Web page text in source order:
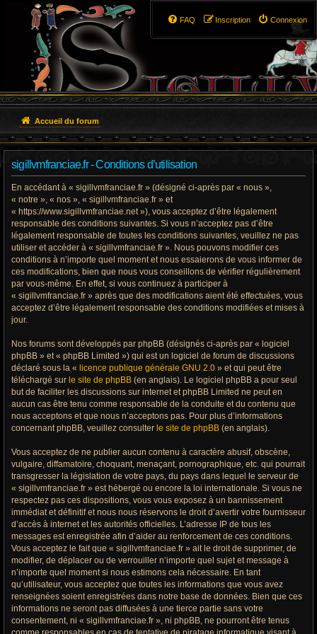
Connexion
Inscription
FAQ
Accueil du forum
sigillvmfranciae.fr - Conditions d’utilisation
En accédant à « sigillvmfranciae.fr » (désigné ci-après par « nous »,
« notre », « nos », « sigillvmfranciae.fr » et
« https://www.sigillvmfranciae.net »), vous acceptez d’être légalement
responsable des conditions suivantes. Si vous n’acceptez pas d’être
légalement responsable de toutes les conditions suivantes, veuillez ne pas
utiliser et accéder à « sigillvmfranciae.fr ». Nous pouvons modifier ces
conditions à n’importe quel moment et nous essaierons de vous informer de
ces modifications, bien que nous vous conseillons de vérifier régulièrement
par vous-même. En effet, si vous continuez à participer à
« sigillvmfranciae.fr » après que des modifications aient été effectuées, vous
acceptez d’être légalement responsable des conditions modifiées et mises à
jour.
Nos forums sont développés par phpBB (désignés ci-après par « logiciel
phpBB » et « phpBB Limited ») qui est un logiciel de forum de discussions
déclaré sous la « licence publique générale GNU 2.0 » et qui peut être
téléchargé sur le site de phpBB (en anglais). Le logiciel phpBB a pour seul
but de faciliter les discussions sur internet et phpBB Limited ne peut en
aucun cas être tenu comme responsable de la conduite et du contenu que
nous acceptons et que nous n’acceptons pas. Pour plus d’informations
concernant phpBB, veuillez consulter le site de phpBB (en anglais).
Vous acceptez de ne publier aucun contenu à caractère abusif, obscène,
vulgaire, diffamatoire, choquant, menaçant, pornographique, etc. qui pourrait
transgresser la législation de votre pays, du pays dans lequel le serveur de
« sigillvmfranciae.fr » est hébergé ou encore la loi internationale. Si vous ne
respectez pas ces dispositions, vous vous exposez à un bannissement
immédiat et définitif et nous nous réservons le droit d’avertir votre fournisseur
d’accès à internet et les autorités officielles. L’adresse IP de tous les
messages est enregistrée afin d’aider au renforcement de ces conditions.
Vous acceptez le fait que « sigillvmfranciae.fr » ait le droit de supprimer, de
modifier, de déplacer ou de verrouiller n’importe quel sujet et message à
n’importe quel moment si nous estimons cela nécessaire. En tant
qu’utilisateur, vous acceptez que toutes les informations que vous avez
renseignées soient enregistrées dans notre base de données. Bien que ces
informations ne seront pas diffusées à une tierce partie sans votre
consentement, ni « sigillvmfranciae.fr », ni phpBB, ne pourront être tenus